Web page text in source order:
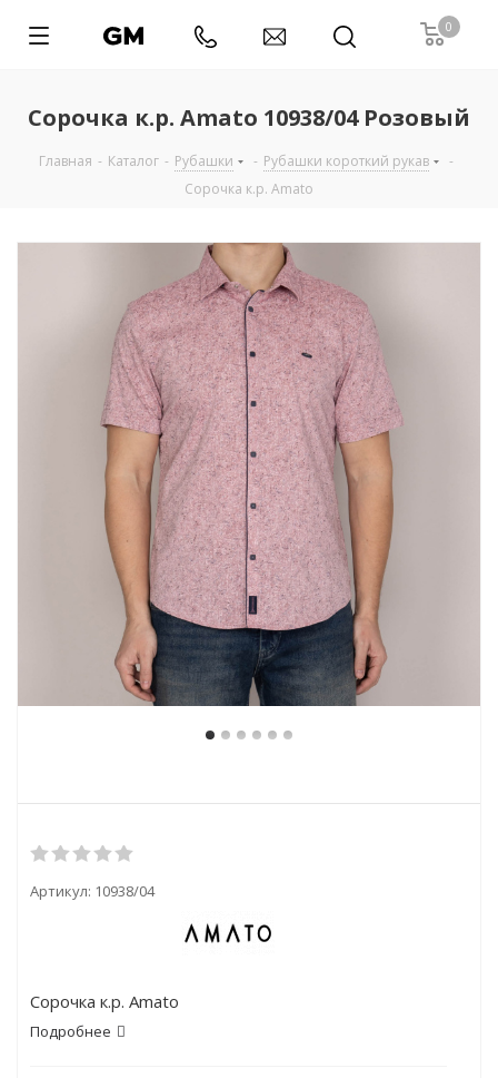
0
Сорочка к.р. Amato 10938/04 Розовый
Главная - Каталог - Рубашки - Рубашки короткий рукав
-
Сорочка к.р. Amato
Артикул: 10938/04
Сорочка к.р. Amato
Подробнее